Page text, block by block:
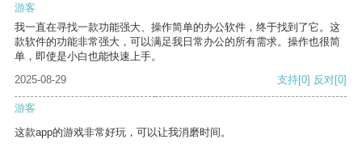
游客
我一直在寻找一款功能强大、操作简单的办公软件，终于找到了它。这
款软件的功能非常强大，可以满足我日常办公的所有需求。操作也很简
单，即使是小白也能快速上手。
2025-08-29
支持[0] 反对[0]
游客
这款app的游戏非常好玩，可以让我消磨时间。